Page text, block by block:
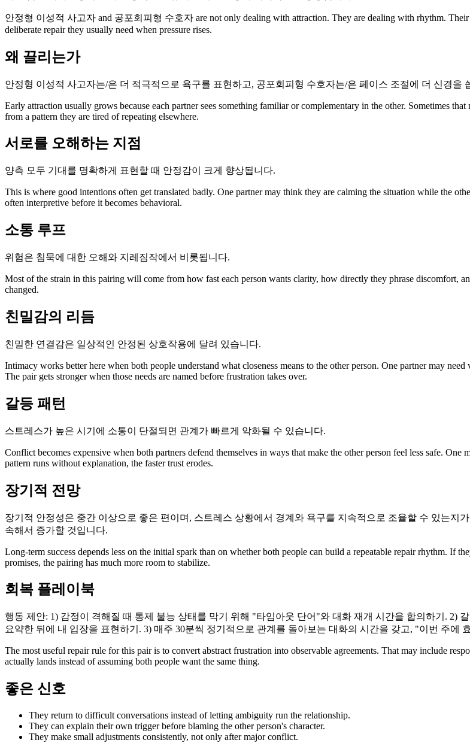
안정형 이성적 사고자 and 공포회피형 수호자 are not only dealing with attraction. They are dealing with rhythm. Their
deliberate repair they usually need when pressure rises.
왜 끌리는가
안정형 이성적 사고자는/은 더 적극적으로 욕구를 표현하고, 공포회피형 수호자는/은 페이스 조절에 더 신경을
Early attraction usually grows because each partner sees something familiar or complementary in the other. Sometimes
from a pattern they are tired of repeating elsewhere.
서로를 오해하는 지점
양측 모두 기대를 명확하게 표현할 때 안정감이 크게 향상됩니다.
This is where good intentions often get translated badly. One partner may think they are calming the situation while the
often interpretive before it becomes behavioral.
소통 루프
위험은 침묵에 대한 오해와 지레짐작에서 비롯됩니다.
Most of the strain in this pairing will come from how fast each person wants clarity, how directly they phrase discomfort,
changed.
친밀감의 리듬
친밀한 연결감은 일상적인 안정된 상호작용에 달려 있습니다.
Intimacy works better here when both people understand what closeness means to the other person. One partner may
The pair gets stronger when those needs are named before frustration takes over.
갈등 패턴
스트레스가 높은 시기에 소통이 단절되면 관계가 빠르게 악화될 수 있습니다.
Conflict becomes expensive when both partners defend themselves in ways that make the other person feel less safe.
pattern runs without explanation, the faster trust erodes.
장기적 전망
장기적 안정성은 중간 이상으로 좋은 편이며, 스트레스 상황에서 경계와 욕구를 지속적으로 조율할 수 있는지
속해서 증가할 것입니다.
Long-term success depends less on the initial spark than on whether both people can build a repeatable repair rhythm. If
promises, the pairing has much more room to stabilize.
회복 플레이북
행동 제안: 1) 감정이 격해질 때 통제 불능 상태를 막기 위해 "타임아웃 단어"와 대화 재개 시간을 합의하기. 2)
요약한 뒤에 내 입장을 표현하기. 3) 매주 30분씩 정기적으로 관계를 돌아보는 대화의 시간을 갖고, "이번 주에
The most useful repair rule for this pair is to convert abstract frustration into observable agreements. That may include
actually lands instead of assuming both people want the same thing.
좋은 신호
They return to difficult conversations instead of letting ambiguity run the relationship.
They can explain their own trigger before blaming the other person's character.
They make small adjustments consistently, not only after major conflict.